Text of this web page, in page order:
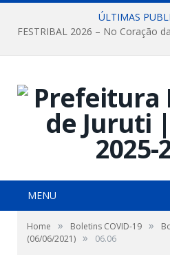
ÚLTIMAS
MENU
Home » Boletins COVID-19 »
(06/06/2021) » 06.06